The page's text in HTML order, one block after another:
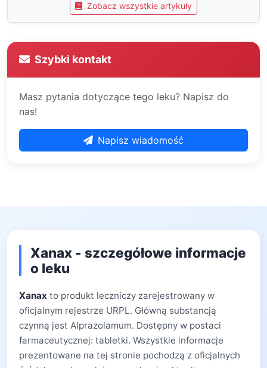
Zobacz wszystkie artykuły
Szybki kontakt
Masz pytania dotyczące tego leku? Napisz do
nas!
Napisz wiadomość
Xanax - szczegółowe informacje
o leku
Xanax to produkt leczniczy zarejestrowany w
oficjalnym rejestrze URPL. Główną substancją
czynną jest Alprazolamum. Dostępny w postaci
farmaceutycznej: tabletki. Wszystkie informacje
prezentowane na tej stronie pochodzą z oficjalnych